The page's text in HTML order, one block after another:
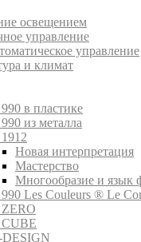
освещением
управление
управление
и климат
в пластике
из металла
Новая интерпретация
Мастерство
Многообразие и язык
Les Couleurs ® Le